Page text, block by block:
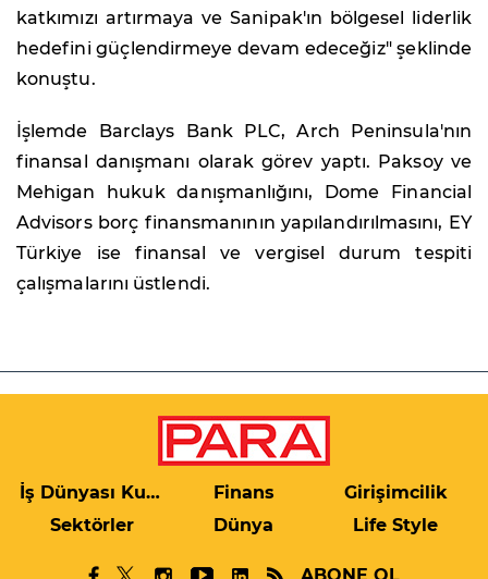
katkımızı artırmaya ve Sanipak'ın bölgesel liderlik
hedefini güçlendirmeye devam edeceğiz" şeklinde
konuştu.
İşlemde Barclays Bank PLC, Arch Peninsula'nın
finansal danışmanı olarak görev yaptı. Paksoy ve
Mehigan hukuk danışmanlığını, Dome Financial
Advisors borç finansmanının yapılandırılmasını, EY
Türkiye ise finansal ve vergisel durum tespiti
çalışmalarını üstlendi.
İş Dünyası Kulis Finans
Girişimcilik
Sektörler
Dünya Life Style